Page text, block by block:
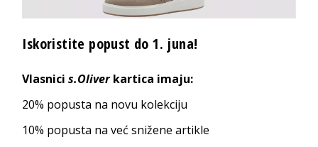
Iskoristite popust do 1. juna!
Vlasnicis.Oliverkartica imaju:
20% popusta na novu kolekciju
10% popusta na već snižene artikle